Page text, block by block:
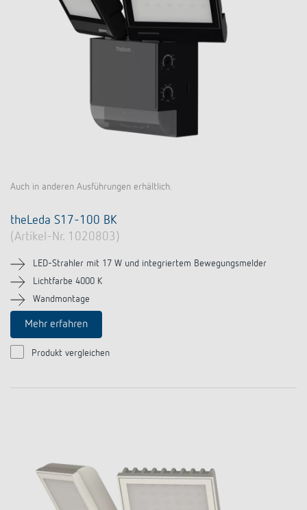
Auch in anderen Ausführungen erhältlich.
theLeda S17-100 BK
(Artikel-Nr. 1020803)
LED-Strahler mit 17 W und integriertem Bewegungsmelder
Lichtfarbe 4000 K
Wandmontage
Mehr erfahren
Produkt vergleichen